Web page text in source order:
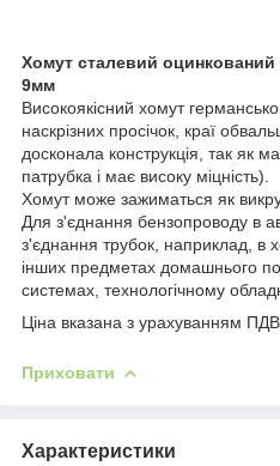
Хомут сталевий оцинкований
9мм
Високоякісний хомут
наскрізних просічок, краї
досконала конструкція, так як
патрубка і має високу міцність).
Хомут може зажиматься як
Для з'єднання бензопроводу в
з'єднання трубок, наприклад, в
інших предметах домашнього
системах, технологічному
Ціна вказана з урахуванням ПДВ
Приховати
Характеристики